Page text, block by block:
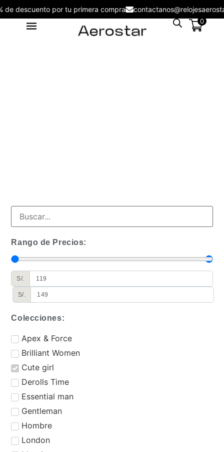
5% de descuento por tu primera compra
0
Rango de Precios:
S/.
S/.
Colecciones:
⁠Apex & Force
Brilliant Women
Cute girl
Derolls Time
⁠Essential man
Gentleman
Hombre
London